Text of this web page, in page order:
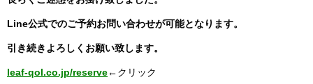
Line公式でのご予約お問い合わせが可能となります。
引き続きよろしくお願い致します。
leaf-qol.co.jp/reserve←クリック